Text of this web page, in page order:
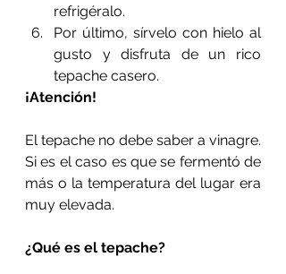
refrigéralo.
Por último, sírvelo con hielo al
gusto y disfruta de un rico
tepache casero.
¡Atención!
El tepache no debe saber a vinagre.
Si es el caso es que se fermentó de
más o la temperatura del lugar era
muy elevada.
¿Qué es el tepache?